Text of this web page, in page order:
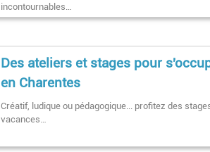
incontournables…
Des ateliers et stages pour
en Charentes
Créatif, ludique ou pédagogique... profitez des
vacances…